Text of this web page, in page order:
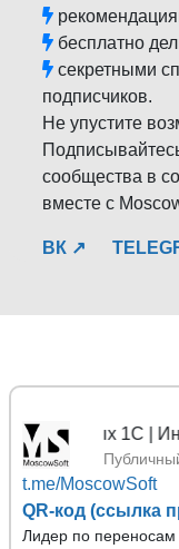
бесплатно
секретными
подписчиков.
Не упустите
сообщества в
вместе с
ВК ↗
1С | Интеграция
t.me/MoscowSoft
QR-код (ссылка
Лидер по